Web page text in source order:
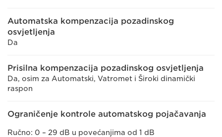
Automatska kompenzacija pozadinskog
osvjetljenja
Da
Prisilna kompenzacija pozadinskog osvjetljenja
Da, osim za Automatski, Vatromet i Široki dinamički
raspon
Ograničenje kontrole automatskog pojačavanja
Ručno: 0 – 29 dB u povećanjima od 1 dB